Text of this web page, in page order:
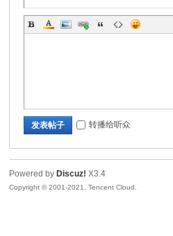
发表帖子 转播给听众
Powered by Discuz! X3.4
Copyright © 2001-2021, Tencent Cloud.